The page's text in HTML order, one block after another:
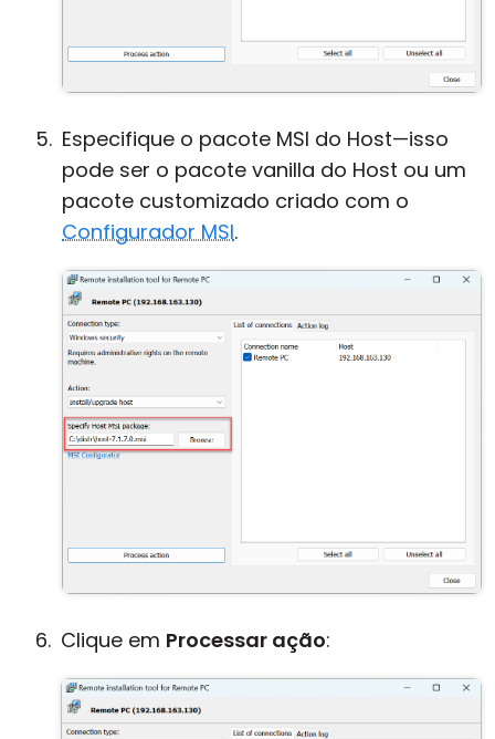
Especifique o pacote MSI do Host—isso
pode ser o pacote vanilla do Host ou um
pacote customizado criado com o
Configurador MSI.
Clique em Processar ação: